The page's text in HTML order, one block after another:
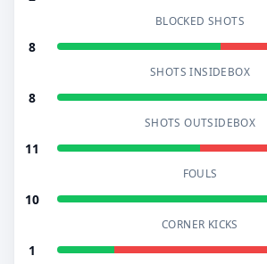
BLOCKED SHOTS
8
SHOTS INSIDEBOX
8
SHOTS OUTSIDEBOX
11
FOULS
10
CORNER KICKS
1